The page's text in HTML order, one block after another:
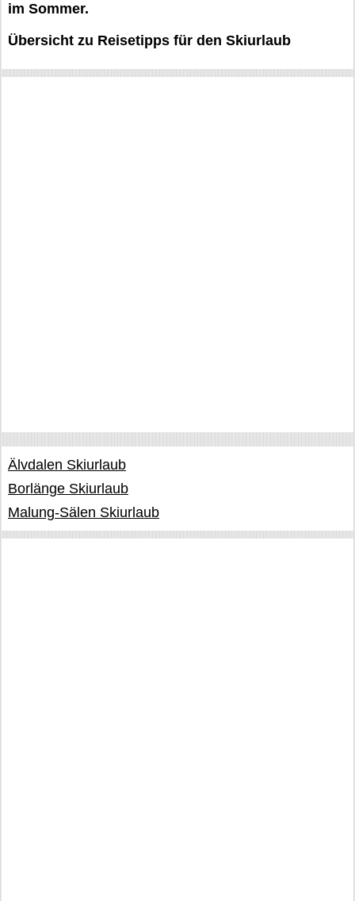
im Sommer.
Übersicht zu Reisetipps für den Skiurlaub
Älvdalen Skiurlaub
Borlänge Skiurlaub
Malung-Sälen Skiurlaub